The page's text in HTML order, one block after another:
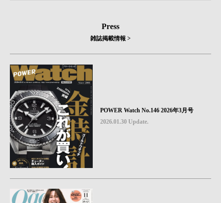
Press
雑誌掲載情報 >
POWER Watch No.146 2026年3月号
2026.01.30 Update.